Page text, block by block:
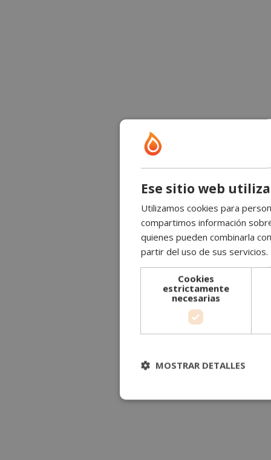
Ese sitio web
Utilizamos cookies para
compartimos información
quienes pueden combinarla
partir del uso de sus servicios.
Cookies
estrictamente
necesarias
MOSTRAR DETALLES